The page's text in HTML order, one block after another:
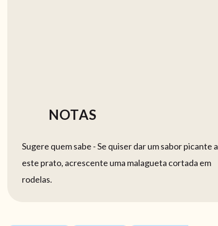
NOTAS
Sugere quem sabe - Se quiser dar um sabor picante a
este prato, acrescente uma malagueta cortada em
rodelas.